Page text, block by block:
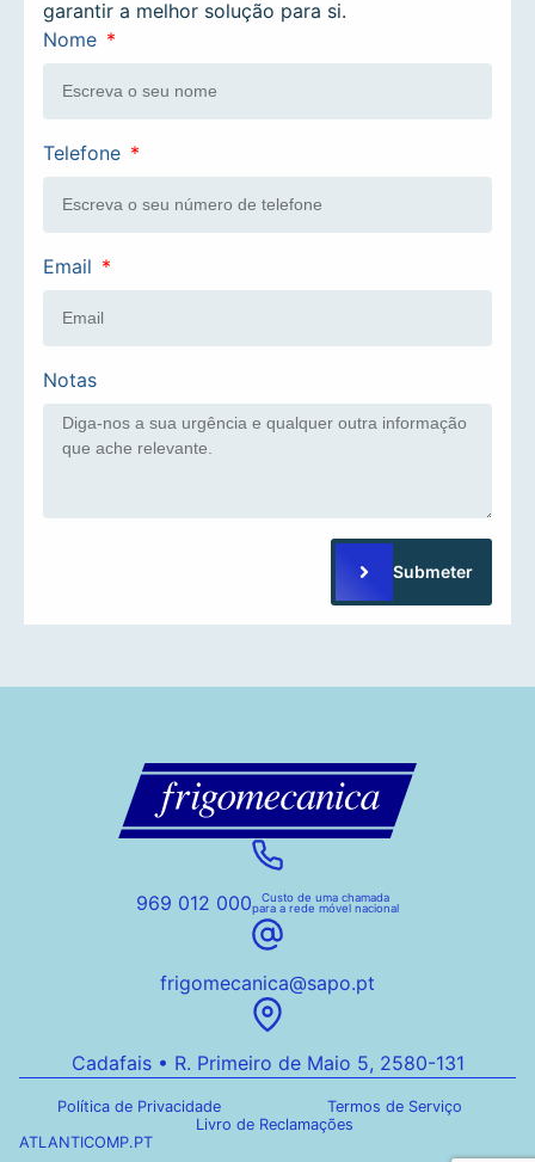
Nome
Telefone
Email
Notas
Submeter
garantir a melhor solução para si.
969 012 000
Custo de uma chamada
para a rede móvel nacional
frigomecanica@sapo.pt
Cadafais • R. Primeiro de Maio 5, 2580-131
Política de Privacidade
Termos de Serviço
Livro de Reclamações
ATLANTICOMP.PT